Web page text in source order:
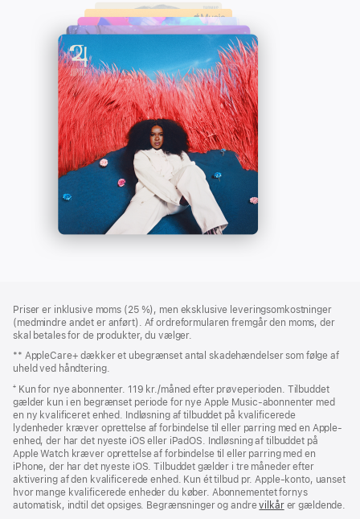
Apple
Music
nyt
vindue)
Priser er inklusive moms (25 %), men eksklusive leveringsomkostninger
(medmindre andet er anført). Af ordreformularen fremgår den moms, der
skal betales for de produkter, du vælger.
** AppleCare+ dækker et ubegrænset antal skadehændelser som følge af
uheld ved håndtering.
⁺ Kun for nye abonnenter. 119 kr./måned efter prøveperioden. Tilbuddet
gælder kun i en begrænset periode for nye Apple Music-abonnenter med
en ny kvalificeret enhed. Indløsning af tilbuddet på kvalificerede
lydenheder kræver oprettelse af forbindelse til eller parring med en Apple-
enhed, der har det nyeste iOS eller iPadOS. Indløsning af tilbuddet på
Apple Watch kræver oprettelse af forbindelse til eller parring med en
iPhone, der har det nyeste iOS. Tilbuddet gælder i tre måneder efter
aktivering af den kvalificerede enhed. Kun ét tilbud pr. Apple‑konto, uanset
hvor mange kvalificerede enheder du køber. Abonnementet fornys
automatisk, indtil det opsiges. Begrænsninger og andrevilkårer gældende.